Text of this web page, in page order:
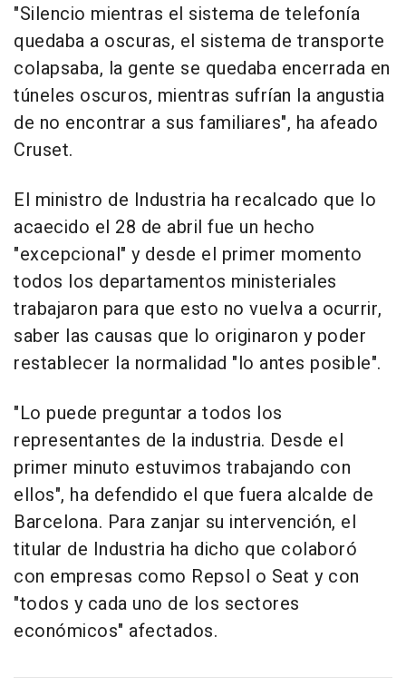
"Silencio mientras el sistema de telefonía
quedaba a oscuras, el sistema de transporte
colapsaba, la gente se quedaba encerrada en
túneles oscuros, mientras sufrían la angustia
de no encontrar a sus familiares", ha afeado
Cruset.
El ministro de Industria ha recalcado que lo
acaecido el 28 de abril fue un hecho
"excepcional" y desde el primer momento
todos los departamentos ministeriales
trabajaron para que esto no vuelva a ocurrir,
saber las causas que lo originaron y poder
restablecer la normalidad "lo antes posible".
"Lo puede preguntar a todos los
representantes de la industria. Desde el
primer minuto estuvimos trabajando con
ellos", ha defendido el que fuera alcalde de
Barcelona. Para zanjar su intervención, el
titular de Industria ha dicho que colaboró
con empresas como Repsol o Seat y con
"todos y cada uno de los sectores
económicos" afectados.